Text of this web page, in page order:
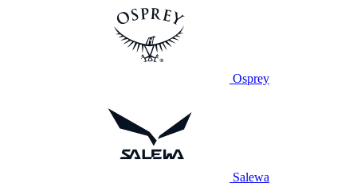
Osprey
Salewa